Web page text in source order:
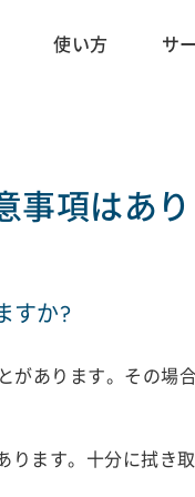
使い方 サ
事項はあ
すか?
あります。その
ます。十分に拭き